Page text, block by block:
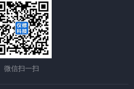
微信扫一扫